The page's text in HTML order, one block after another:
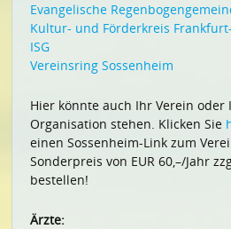
Evangelische
Kultur- und Förderkreis
ISG
Vereinsring Sossenheim
Hier könnte auch Ihr Verein oder
Organisation stehen. Klicken Sie
einen Sossenheim-Link zum
Sonderpreis von EUR 60,–/Jahr
bestellen!
Ärzte: